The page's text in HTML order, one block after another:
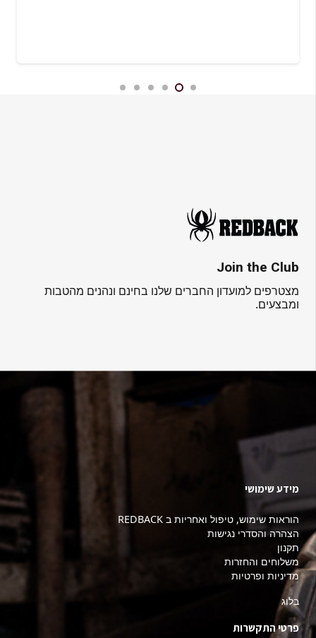
Join the Club
מצטרפים למועדון החברים שלנו בחינם ונהנים מהטבות
ומבצעים.
מידע שימושי
הוראות שימוש, טיפול ואחריות ב REDBACK
הצהרה והסדרי נגישות
תקנון
משלוחים והחזרות
מדיניות ופרטיות
בלוג
פרטי התקשרות